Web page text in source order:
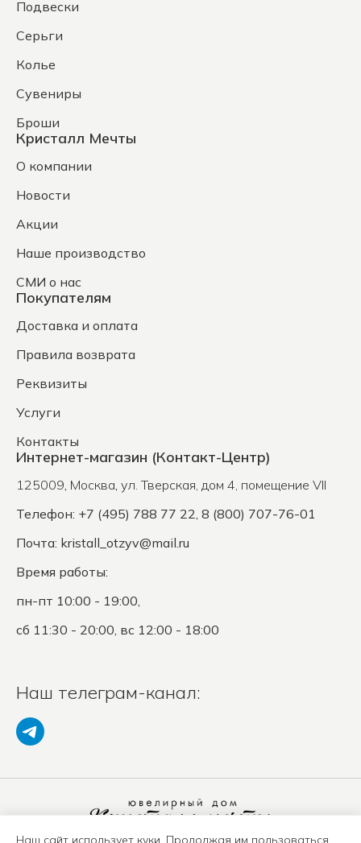
Подвески
Серьги
Колье
Сувениры
Броши
Кристалл Мечты
О компании
Новости
Акции
Наше производство
СМИ о нас
Покупателям
Доставка и оплата
Правила возврата
Реквизиты
Услуги
Контакты
Интернет-магазин (Контакт-Центр)
125009, Москва, ул. Тверская, дом 4, помещение VII
Телефон: +7 (495) 788 77 22, 8 (800) 707-76-01
Почта: kristall_otzyv@mail.ru
Время работы:
пн-пт 10:00 - 19:00,
сб 11:30 - 20:00, вс 12:00 - 18:00
Наш телеграм-канал:
Наш сайт использует куки. Продолжая им пользоваться,